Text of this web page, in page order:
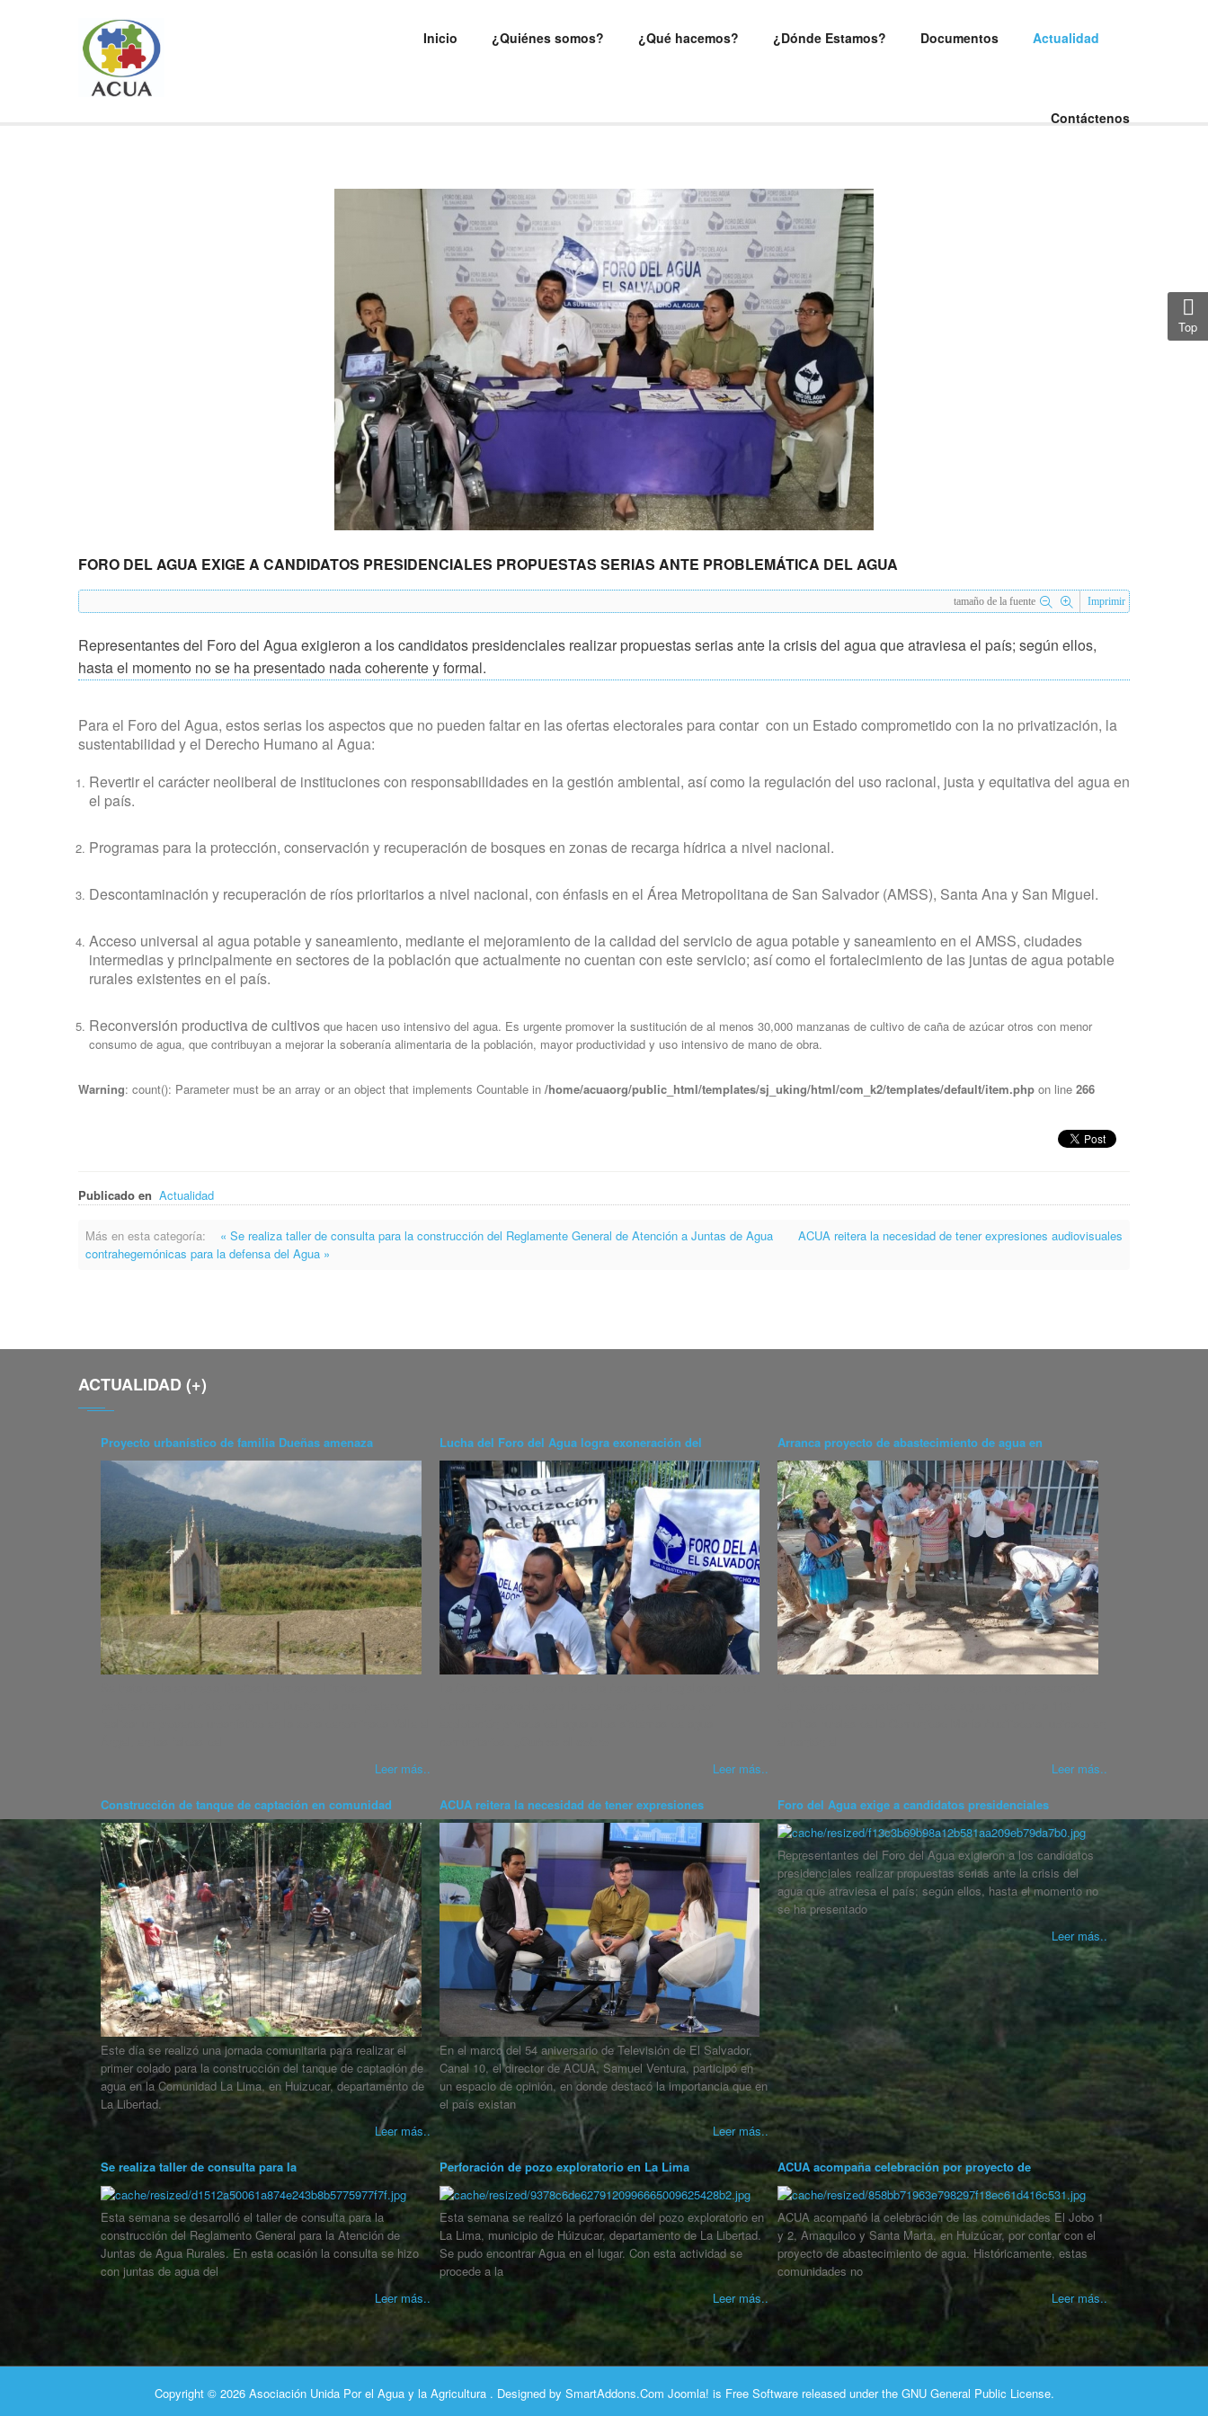
Inicio ¿Quiénes somos? ¿Qué hacemos? ¿Dónde Estamos? Documentos Actualidad
Contáctenos
FORO DEL AGUA EXIGE A CANDIDATOS PRESIDENCIALES PROPUESTAS SERIAS ANTE PROBLEMÁTICA DEL AGUA
tamaño de la fuente Imprimir
Representantes del Foro del Agua exigieron a los candidatos presidenciales realizar propuestas serias ante la crisis del agua que atraviesa el país; según ellos,
hasta el momento no se ha presentado nada coherente y formal.
Para el Foro del Agua, estos serias los aspectos que no pueden faltar en las ofertas electorales para contar con un Estado comprometido con la no privatización, la
sustentabilidad y el Derecho Humano al Agua:
Revertir el carácter neoliberal de instituciones con responsabilidades en la gestión ambiental, así como la regulación del uso racional, justa y equitativa del agua en
el país.
Programas para la protección, conservación y recuperación de bosques en zonas de recarga hídrica a nivel nacional.
Descontaminación y recuperación de ríos prioritarios a nivel nacional, con énfasis en el Área Metropolitana de San Salvador (AMSS), Santa Ana y San Miguel.
Acceso universal al agua potable y saneamiento, mediante el mejoramiento de la calidad del servicio de agua potable y saneamiento en el AMSS, ciudades
intermedias y principalmente en sectores de la población que actualmente no cuentan con este servicio; así como el fortalecimiento de las juntas de agua potable
rurales existentes en el país.
Reconversión productiva de cultivos que hacen uso intensivo del agua. Es urgente promover la sustitución de al menos 30,000 manzanas de cultivo de caña de azúcar otros con menor
consumo de agua, que contribuyan a mejorar la soberanía alimentaria de la población, mayor productividad y uso intensivo de mano de obra.
Warning: count(): Parameter must be an array or an object that implements Countable in /home/acuaorg/public_html/templates/sj_uking/html/com_k2/templates/default/item.php on line 266
Publicado en Actualidad
Más en esta categoría: « Se realiza taller de consulta para la construcción del Reglamente General de Atención a Juntas de Agua
ACUA reitera la necesidad de tener expresiones audiovisuales
contrahegemónicas para la defensa del Agua »
ACTUALIDAD (+)
Proyecto urbanístico de familia Dueñas amenaza
Leer más..
Lucha del Foro del Agua logra exoneración del
Leer más..
Arranca proyecto de abastecimiento de agua en
Leer más..
Construcción de tanque de captación en comunidad
Este día se realizó una jornada comunitaria para realizar el
primer colado para la construcción del tanque de captación de
agua en la Comunidad La Lima, en Huizucar, departamento de
La Libertad.
Leer más..
ACUA reitera la necesidad de tener expresiones
En el marco del 54 aniversario de Televisión de El Salvador,
Canal 10, el director de ACUA, Samuel Ventura, participó en
un espacio de opinión, en donde destacó la importancia que en
el país existan
Leer más..
Foro del Agua exige a candidatos presidenciales
Representantes del Foro del Agua exigieron a los candidatos
presidenciales realizar propuestas serias ante la crisis del
agua que atraviesa el país; según ellos, hasta el momento no
se ha presentado
Leer más..
Se realiza taller de consulta para la
Esta semana se desarrolló el taller de consulta para la
construcción del Reglamento General para la Atención de
Juntas de Agua Rurales. En esta ocasión la consulta se hizo
con juntas de agua del
Leer más..
Perforación de pozo exploratorio en La Lima
Esta semana se realizó la perforación del pozo exploratorio en
La Lima, municipio de Húizucar, departamento de La Libertad.
Se pudo encontrar Agua en el lugar. Con esta actividad se
procede a la
Leer más..
ACUA acompaña celebración por proyecto de
ACUA acompañó la celebración de las comunidades El Jobo 1
y 2, Amaquilco y Santa Marta, en Huizúcar, por contar con el
proyecto de abastecimiento de agua. Históricamente, estas
comunidades no
Leer más..
Copyright © 2026 Asociación Unida Por el Agua y la Agricultura . Designed by SmartAddons.Com Joomla! is Free Software released under the GNU General Public License.
Top